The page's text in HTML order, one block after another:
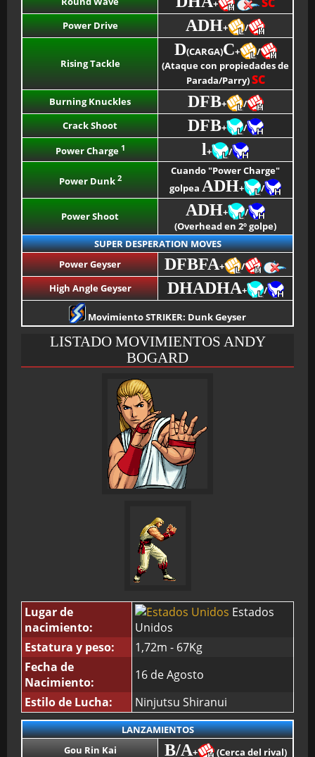
+
Power Drive ADH+ /
Rising Tackle
D(CARGA)C+
/
(Ataque con propiedades de
Parada/Parry)SC
Burning Knuckles DFB+
/
Crack Shoot
DFB+
/
Power Charge1 l+ /
Power Dunk 2
Cuando "Power Charge"
golpea ADH+ /
Power Shoot ADH+
/
(Overhead en 2º golpe)
SUPER DESPERATION MOVES
Power Geyser
DFBFA+
/
High Angle Geyser
DHADHA+ /
Movimiento STRIKER: Dunk Geyser
LISTADO MOVIMIENTOS ANDY
BOGARD
Lugar de
nacimiento:
Estados
Unidos
Estatura y peso:
1,72m - 67Kg
Fecha de
Nacimiento:
16 de Agosto
Estilo de Lucha:
Ninjutsu Shiranui
LANZAMIENTOS
Gou Rin Kai
B/A+
(Cerca del rival)